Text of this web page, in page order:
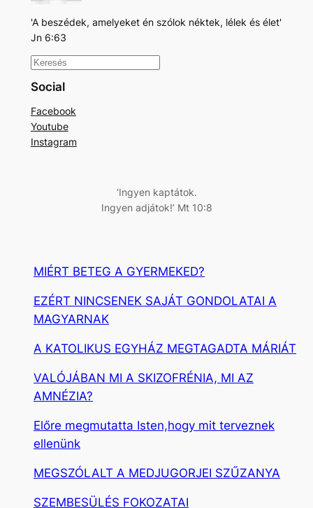
'A beszédek, amelyeket én szólok néktek, lélek és élet'
Jn 6:63
K
e
e
s
Social
Facebook
Youtube
Instagram
‘Ingyen kaptátok.
Ingyen adjátok!’ Mt 10:8
MIÉRT BETEG A GYERMEKED?
EZÉRT NINCSENEK SAJÁT GONDOLATAI A
MAGYARNAK
A KATOLIKUS EGYHÁZ MEGTAGADTA MÁRIÁT
VALÓJÁBAN MI A SKIZOFRÉNIA, MI AZ
AMNÉZIA?
Előre megmutatta Isten,hogy mit terveznek
ellenünk
MEGSZÓLALT A MEDJUGORJEI SZŰZANYA
SZEMBESÜLÉS FOKOZATAI